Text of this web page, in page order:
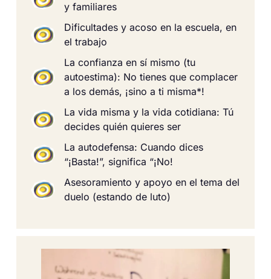
y familiares
Dificultades y acoso en la escuela, en
el trabajo
La confianza en sí mismo (tu
autoestima): No tienes que complacer
a los demás, ¡sino a ti misma*!
La vida misma y la vida cotidiana: Tú
decides quién quieres ser
La autodefensa: Cuando dices
“¡Basta!”, significa “¡No!
Asesoramiento y apoyo en el tema del
duelo (estando de luto)